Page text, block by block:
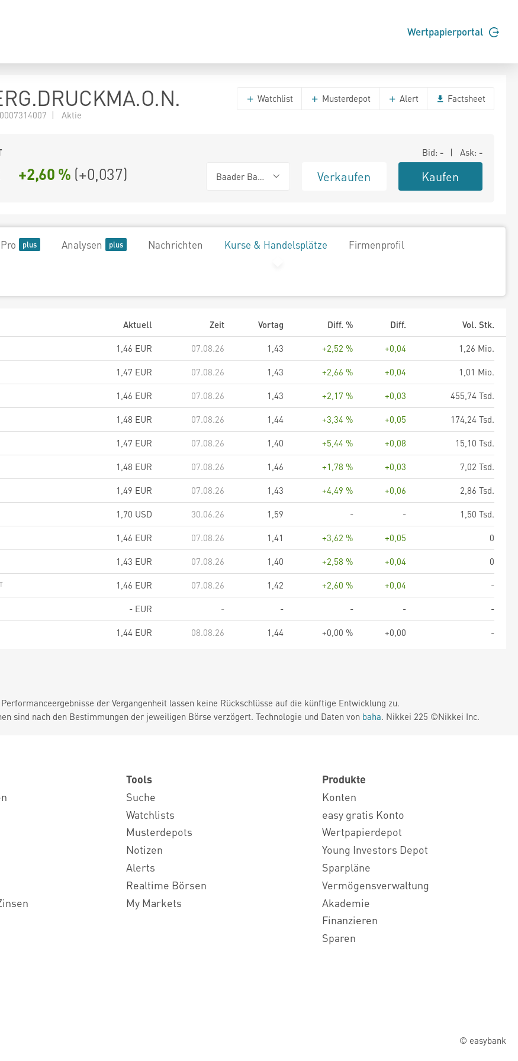
Wertpapierportal
| Aktie
Watchlist Musterdepot Alert Factsheet
Bid: - | Ask: -
+2,60 % (+0,037) Baader Bank (Baadex) Verkaufen Kaufen
Analysen Nachrichten Kurse & Handelsplätze Firmenprofil
Aktuell Zeit Vortag Diff. % Diff.
Vol. Stk.
1,46 EUR 07.08.26 1,43 +2,52 % +0,04
1,26 Mio.
1,47 EUR 07.08.26 1,43 +2,66 % +0,04
1,01 Mio.
1,46 EUR 07.08.26 1,43 +2,17 % +0,03
455,74 Tsd.
1,48 EUR 07.08.26 1,44 +3,34 % +0,05
174,24 Tsd.
1,47 EUR 07.08.26 1,40 +5,44 % +0,08
15,10 Tsd.
1,48 EUR 07.08.26 1,46 +1,78 % +0,03
7,02 Tsd.
1,49 EUR 07.08.26 1,43 +4,49 % +0,06
2,86 Tsd.
1,70 USD 30.06.26 1,59 - -
1,50 Tsd.
1,46 EUR 07.08.26 1,41 +3,62 % +0,05
0
1,43 EUR 07.08.26 1,40 +2,58 % +0,04
0
1,46 EUR 07.08.26 1,42 +2,60 % +0,04
-
- EUR - - - -
-
1,44 EUR 08.08.26 1,44 +0,00 % +0,00 -
Performanceergebnisse der Vergangenheit lassen keine Rückschlüsse auf die künftige Entwicklung zu.
sind nach den Bestimmungen der jeweiligen Börse verzögert. Technologie und Daten von baha. Nikkei 225 ©Nikkei Inc.
Tools
Suche
Watchlists
Musterdepots
Notizen
Alerts
Realtime Börsen
My Markets
Produkte
Konten
easy gratis Konto
Wertpapierdepot
Young Investors Depot
Sparpläne
Vermögensverwaltung
Akademie
Finanzieren
Sparen
© easybank